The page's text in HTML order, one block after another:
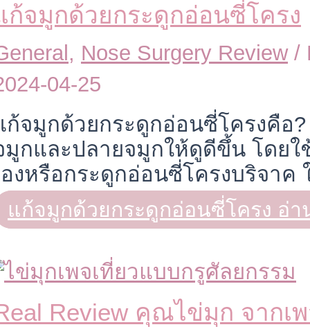
ก้จมูกด้วยกระดูกอ่อนซี่โครง
, Nose Surgery Review/
04-25
ก้จมูกด้วยกระดูกอ่อนซี่โครงคือ
มูกและปลายจมูกให้ดูดีขึ้น โดยใ
องหรือกระดูกอ่อนซี่โครงบริจา
แก้จมูกด้วยกระดูกอ่อนซี่โครง อ่า
Review คุณไข่มุก จากเพ